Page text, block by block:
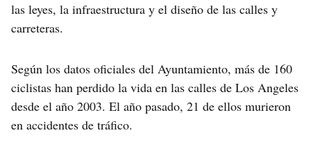
las leyes, la infraestructura y el diseño de las calles y
carreteras.
Según los datos oficiales del Ayuntamiento, más de 160
ciclistas han perdido la vida en las calles de Los Angeles
desde el año 2003. El año pasado, 21 de ellos murieron
en accidentes de tráfico.